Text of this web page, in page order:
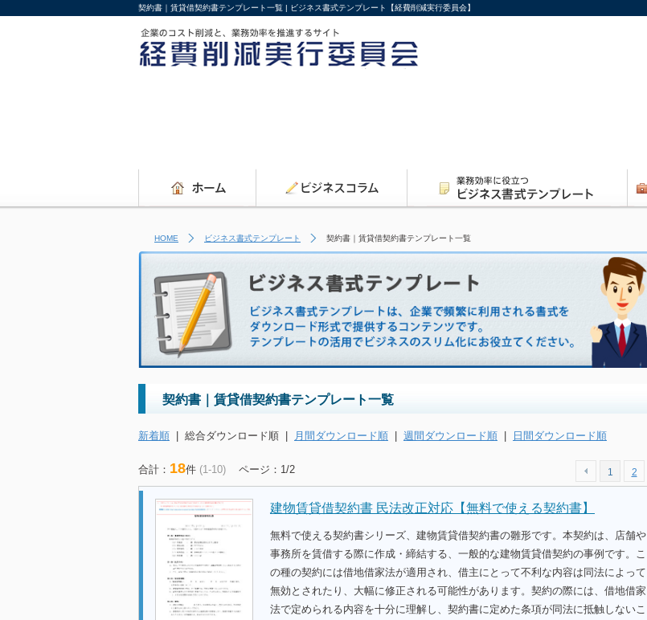
契約書｜賃貸借契約書テンプレート一覧 | ビジネス書式テンプレート【経費削減実行委員会】
HOME ビジネス書式テンプレート 契約書｜賃貸借契約書テンプレート一覧
契約書｜賃貸借契約書テンプレート一覧
新着順 | 総合ダウンロード順 | 月間ダウンロード順 | 週間ダウンロード順 | 日間ダウンロード順
合計： 18件 (1-10) ページ：1/2 1 2
建物賃貸借契約書 民法改正対応【無料で使える契約書】
無料で使える契約書シリーズ、建物賃貸借契約書の雛形です。本契約は、店舗や
事務所を賃借する際に作成・締結する、一般的な建物賃貸借契約の事例です。こ
の種の契約には借地借家法が適用され、借主にとって不利な内容は同法によって
無効とされたり、大幅に修正される可能性があります。契約の際には、借地借家
法で定められる内容を十分に理解し、契約書に定めた条項が同法に抵触しないこ